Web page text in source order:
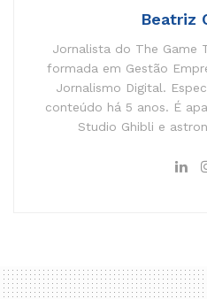
Beatriz
Jornalista do The Game
formada em Gestão
Jornalismo Digital.
conteúdo há 5 anos. É
Studio Ghibli e